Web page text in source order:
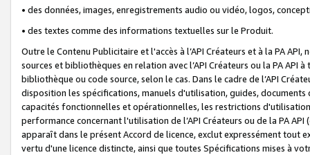
• des données, images, enregistrements audio ou vidéo, logos,
• des textes comme des informations textuelles sur le Produit.
Outre le Contenu Publicitaire et l'accès à l’API Créateurs et à la PA
sources et bibliothèques en relation avec l’API Créateurs ou la PA
bibliothèque ou code source, selon le cas. Dans le cadre de l’API
disposition les spécifications, manuels d'utilisation, guides,
capacités fonctionnelles et opérationnelles, les restrictions
performance concernant l'utilisation de l’API Créateurs ou de la PA
apparaît dans le présent Accord de licence, exclut expressément tout
vertu d'une licence distincte, ainsi que toutes Spécifications mises à